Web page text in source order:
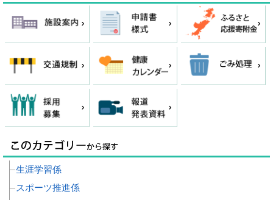
生涯学習係
スポーツ推進係